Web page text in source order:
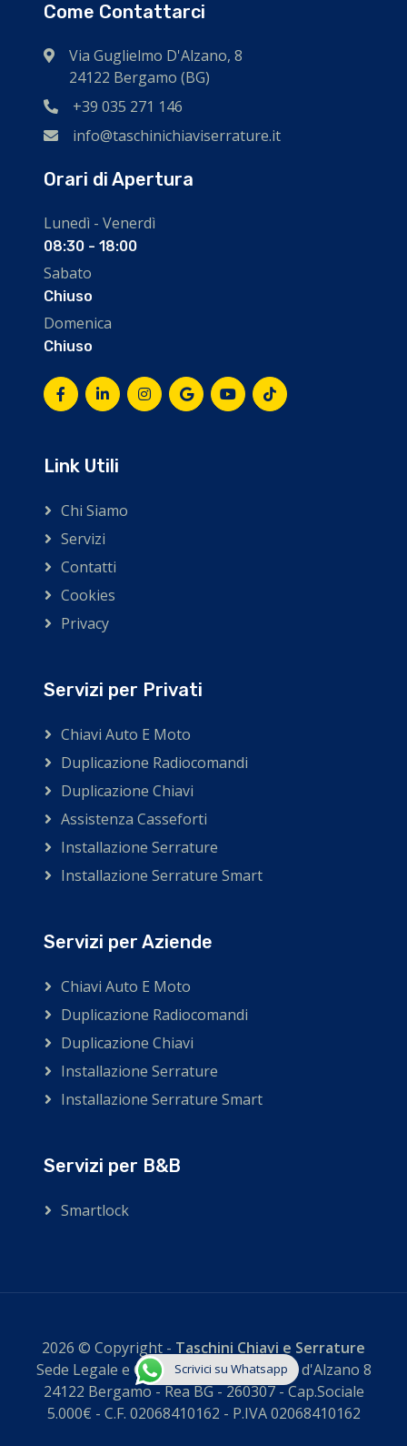
Scrivici su Whatsapp
Come Contattarci
Via Guglielmo D'Alzano, 8
24122 Bergamo (BG)
+39 035 271 146
info@taschinichiaviserrature.it
Orari di Apertura
Lunedì - Venerdì
08:30 - 18:00
Sabato
Chiuso
Domenica
Chiuso
Link Utili
Chi Siamo
Servizi
Contatti
Cookies
Privacy
Servizi per Privati
Chiavi Auto E Moto
Duplicazione Radiocomandi
Duplicazione Chiavi
Assistenza Casseforti
Installazione Serrature
Installazione Serrature Smart
Servizi per Aziende
Chiavi Auto E Moto
Duplicazione Radiocomandi
Duplicazione Chiavi
Installazione Serrature
Installazione Serrature Smart
Servizi per B&B
Smartlock
2026 © Copyright - Taschini Chiavi e Serrature
Sede Legale e Operativa Via Guglielmo d'Alzano 8
24122 Bergamo - Rea BG - 260307 - Cap.Sociale
5.000€ - C.F. 02068410162 - P.IVA 02068410162